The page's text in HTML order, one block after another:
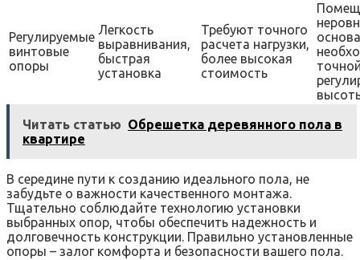
Регулируемые
винтовые
опоры
Легкость
выравнивания,
быстрая
установка
Требуют точного
расчета нагрузки,
более высокая
стоимость
Читать статью Обрешетка деревянного пола в
квартире
В середине пути к созданию идеального пола, не
забудьте о важности качественного монтажа.
Тщательно соблюдайте технологию установки
выбранных опор, чтобы обеспечить надежность и
долговечность конструкции. Правильно установленные
опоры – залог комфорта и безопасности вашего пола.